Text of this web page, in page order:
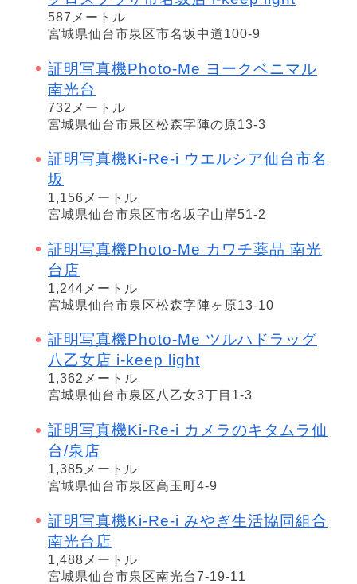
587メートル
宮城県仙台市泉区市名坂中道100-9
証明写真機Photo-Me ヨークベニマル
南光台
732メートル
宮城県仙台市泉区松森字陣の原13-3
証明写真機Ki-Re-i ウエルシア仙台市名
坂
1,156メートル
宮城県仙台市泉区市名坂字山岸51-2
証明写真機Photo-Me カワチ薬品 南光
台店
1,244メートル
宮城県仙台市泉区松森字陣ヶ原13-10
証明写真機Photo-Me ツルハドラッグ
八乙女店 i-keep light
1,362メートル
宮城県仙台市泉区八乙女3丁目1-3
証明写真機Ki-Re-i カメラのキタムラ仙
台/泉店
1,385メートル
宮城県仙台市泉区高玉町4-9
証明写真機Ki-Re-i みやぎ生活協同組合
南光台店
1,488メートル
宮城県仙台市泉区南光台7-19-11